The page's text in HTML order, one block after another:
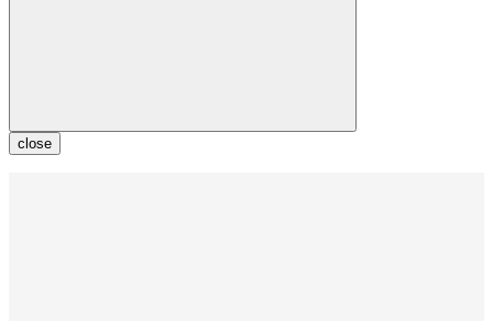
close